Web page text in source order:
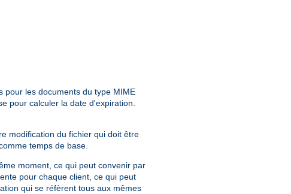
pour les documents du type MIME
pour calculer la date d'expiration.
modification du fichier qui doit être
temps de base.
moment, ce qui peut convenir par
pour chaque client, ce qui peut
qui se réfèrent tous aux mêmes